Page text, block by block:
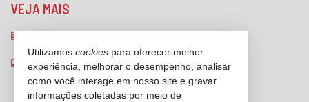
VEJA MAIS
indicadores financeiros
cadastre seu imóvel
Utilizamos cookies para oferecer melhor
experiência, melhorar o desempenho, analisar
como você interage em nosso site e gravar
informações coletadas por meio de